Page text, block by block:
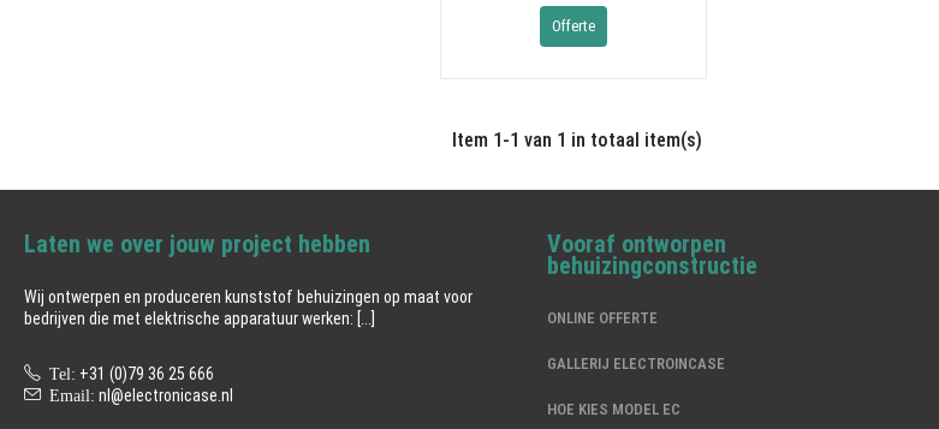
Offerte
Item 1-1 van 1 in totaal item(s)
Laten we over jouw project hebben
Wij ontwerpen en produceren kunststof behuizingen op maat voor
bedrijven die met elektrische apparatuur werken: [...]
Tel: +31 (0)79 36 25 666
Email: nl@electronicase.nl
Vooraf ontworpen
behuizingconstructie
ONLINE OFFERTE
GALLERIJ ELECTROINCASE
HOE KIES MODEL EC